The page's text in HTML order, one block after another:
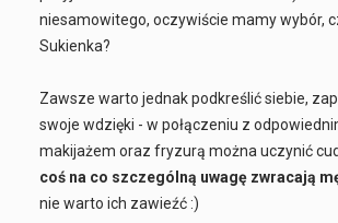
niesamowitego, oczywiście mamy wybór,
Sukienka?
Zawsze warto jednak podkreślić siebie,
swoje wdzięki - w połączeniu z
makijażem oraz fryzurą można uczynić
coś na co szczególną uwagę zwracają
nie warto ich zawieźć :)